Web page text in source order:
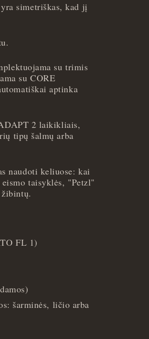
simetriškas, kad jį
su trimis
su CORE
aptinka
2 laikikliais,
tipų šalmų arba
naudoti keliuose: kai
taisyklės, "Petzl"
FL 1)
šarminės, ličio arba